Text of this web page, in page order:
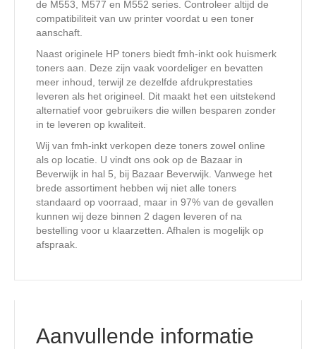
de M553, M577 en M552 series. Controleer altijd de
compatibiliteit van uw printer voordat u een toner
aanschaft.
Naast originele HP toners biedt fmh-inkt ook huismerk
toners aan. Deze zijn vaak voordeliger en bevatten
meer inhoud, terwijl ze dezelfde afdrukprestaties
leveren als het origineel. Dit maakt het een uitstekend
alternatief voor gebruikers die willen besparen zonder
in te leveren op kwaliteit.
Wij van fmh-inkt verkopen deze toners zowel online
als op locatie. U vindt ons ook op de Bazaar in
Beverwijk in hal 5, bij Bazaar Beverwijk. Vanwege het
brede assortiment hebben wij niet alle toners
standaard op voorraad, maar in 97% van de gevallen
kunnen wij deze binnen 2 dagen leveren of na
bestelling voor u klaarzetten. Afhalen is mogelijk op
afspraak.
Aanvullende informatie